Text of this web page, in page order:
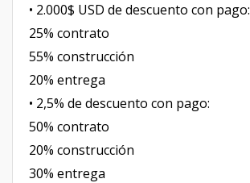
• 2.000$ USD de descuento con pago:
25% contrato
55% construcción
20% entrega
• 2,5% de descuento con pago:
50% contrato
20% construcción
30% entrega